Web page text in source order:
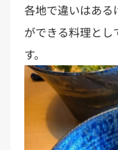
各地で違いはある
ができる料理とし
す。